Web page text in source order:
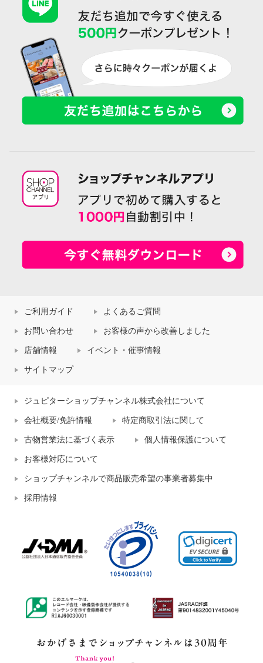
ご利用ガイド よくあるご質問
お問い合わせ お客様の声から改善しました
店舗情報 イベント・催事情報
サイトマップ
ジュピターショップチャンネル株式会社について
会社概要/免許情報 特定商取引法に関して
古物営業法に基づく表示 個人情報保護について
お客様対応について
ショップチャンネルで商品販売希望の事業者募集中
採用情報